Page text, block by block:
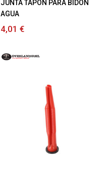
JUNTA TAPÓN PARA BIDÓN
AGUA
4,01 €